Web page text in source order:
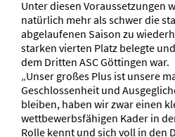
Unter diesen Voraussetzungen
natürlich mehr als schwer die
abgelaufenen Saison zu
starken vierten Platz belegte
dem Dritten ASC Göttingen war.
„Unser großes Plus ist unsere
Geschlossenheit und
bleiben, haben wir zwar einen
wettbewerbsfähigen Kader in
Rolle kennt und sich voll in den